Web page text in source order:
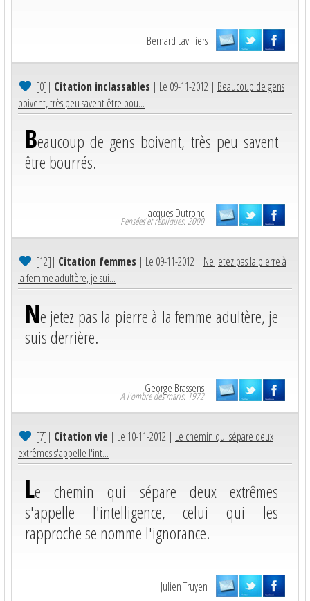
Bernard Lavilliers
[0]| Citation inclassables | Le 09-11-2012 | Beaucoup de gens
boivent, très peu savent être bou...
Beaucoup de gens boivent, très peu savent
être bourrés.
Jacques Dutronc
Pensées et répliques. 2000
[12]| Citation femmes | Le 09-11-2012 | Ne jetez pas la pierre à
la femme adultère, je sui...
Ne jetez pas la pierre à la femme adultère, je
suis derrière.
George Brassens
A l'ombre des maris. 1972
[7]| Citation vie | Le 10-11-2012 | Le chemin qui sépare deux
extrêmes s'appelle l'int...
Le chemin qui sépare deux extrêmes
s'appelle l'intelligence, celui qui les
rapproche se nomme l'ignorance.
Julien Truyen